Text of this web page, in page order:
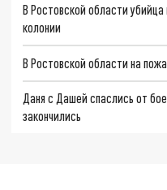
В Ростовской области убийца
колонии
В Ростовской области на
Даня с Дашей спаслись от
закончились